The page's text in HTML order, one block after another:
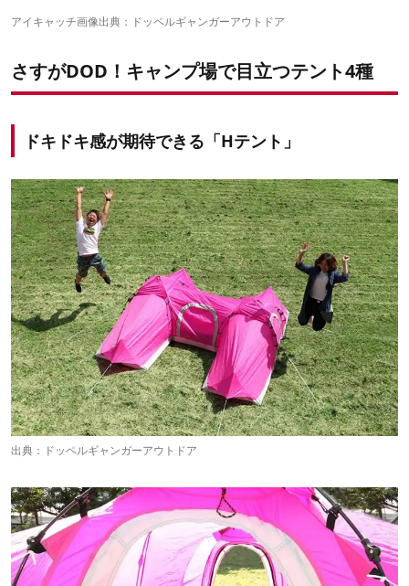
アイキャッチ画像出典： ドッペルギャンガーアウトドア
さすがDOD！キャンプ場で目立つテント4種
ドキドキ感が期待できる「Hテント」
出典： ドッペルギャンガーアウトドア